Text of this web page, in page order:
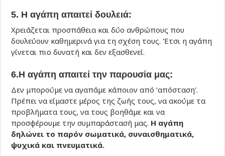
5. Η αγάπη απαιτεί δουλειά:
Χρειάζεται προσπάθεια και δύο ανθρώπους που
δουλεύουν καθημερινά για τη σχέση τους. Έτσι η αγάπη
γίνεται πιο δυνατή και δεν εξασθενεί.
6.Η αγάπη απαιτεί την παρουσία μας:
Δεν μπορούμε να αγαπάμε κάποιον από ‘απόσταση’.
Πρέπει να είμαστε μέρος της ζωής τους, να ακούμε τα
προβλήματα τους, να τους βοηθάμε και να
προσφέρουμε την συμπαράστασή μας. Η αγάπη
δηλώνει το παρόν σωματικά, συναισθηματικά,
ψυχικά και πνευματικά.